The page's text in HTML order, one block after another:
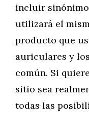
incluir
utilizará el
producto que
auriculares y
común. Si
sitio sea
todas las